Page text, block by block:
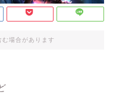
場合があります